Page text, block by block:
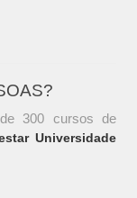
300 cursos de
Universidade